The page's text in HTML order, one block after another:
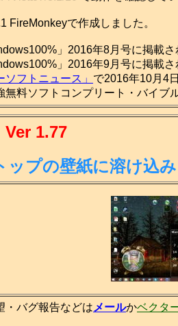
FireMonkeyで作成しました。
」2016年8月号に掲載さ
」2016年9月号に掲載さ
ソフトニュース」 で2016年10月4
料ソフトコンプリート・バイブ
1.77
ップの壁紙に溶け込
バグ報告などは メールかベクタ